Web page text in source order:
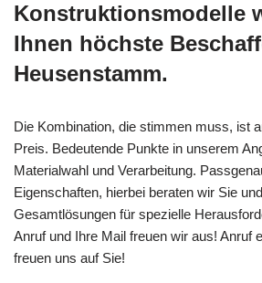
Konstruktionsmodelle
Ihnen höchste
Heusenstamm.
Die Kombination, die stimmen muss, ist
Preis. Bedeutende Punkte in unserem
Materialwahl und Verarbeitung.
Eigenschaften, hierbei beraten wir Sie
Gesamtlösungen für spezielle
Anruf und Ihre Mail freuen wir aus! Anruf
freuen uns auf Sie!